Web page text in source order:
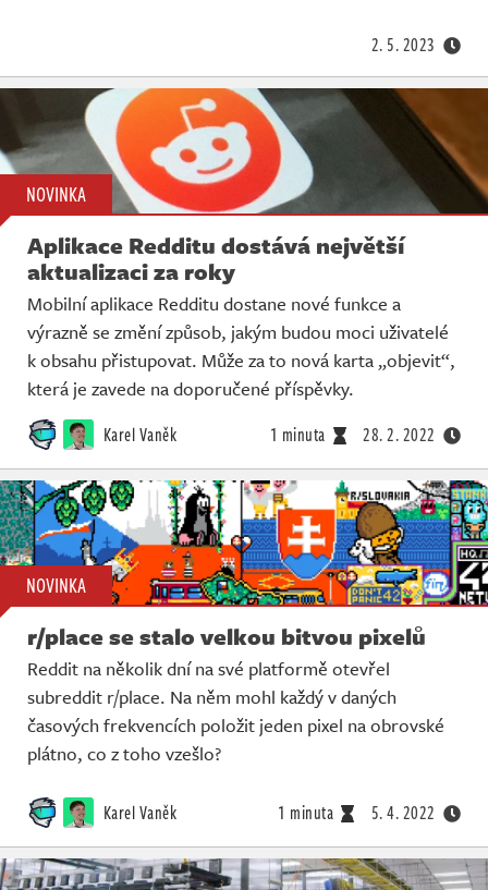
2. 5. 2023
NOVINKA
Aplikace Redditu dostává největší
aktualizaci za roky
Mobilní aplikace Redditu dostane nové funkce a
výrazně se změní způsob, jakým budou moci uživatelé
k obsahu přistupovat. Může za to nová karta „objevit“,
která je zavede na doporučené příspěvky.
Karel Vaněk 1 minuta 28. 2. 2022
NOVINKA
r/place se stalo velkou bitvou pixelů
Reddit na několik dní na své platformě otevřel
subreddit r/place. Na něm mohl každý v daných
časových frekvencích položit jeden pixel na obrovské
plátno, co z toho vzešlo?
Karel Vaněk 1 minuta 5. 4. 2022